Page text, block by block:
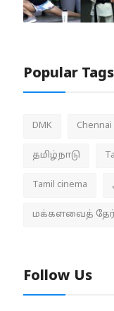
Popular Tags
DMK Chennai
தமிழ்நாடு
Tamil cinema
மக்களவைத்
Follow Us